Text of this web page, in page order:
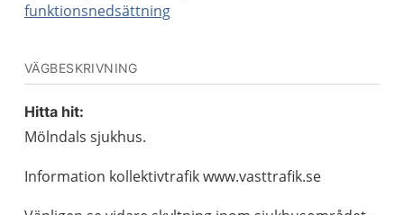
funktionsnedsättning
VÄGBESKRIVNING
Hitta hit:
Mölndals sjukhus.
Information kollektivtrafik www.vasttrafik.se